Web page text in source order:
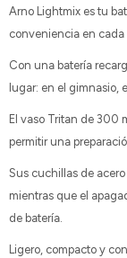
Arno Lightmix es tu
conveniencia en cada
Con una batería
lugar: en el gimnasio,
El vaso Tritan de 300
permitir una
Sus cuchillas de
mientras que el
de batería.
Ligero, compacto y